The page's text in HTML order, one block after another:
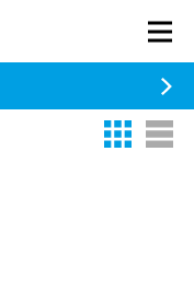
PRIJAVA
KONTAKT
Thumbnail
List